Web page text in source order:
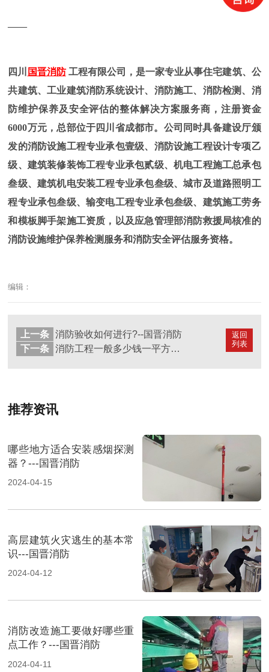
——
四川 国晋消防 工程有限公司，是一家专业从事住宅建筑、公
共建筑、工业建筑消防系统设计、消防施工、消防检测、消
防维护保养及安全评估的整体解决方案服务商，注册资金
6000万元，总部位于四川省成都市。公司同时具备建设厅颁
发的消防设施工程专业承包壹级、消防设施工程设计专项乙
级、建筑装修装饰工程专业承包贰级、机电工程施工总承包
叁级、建筑机电安装工程专业承包叁级、城市及道路照明工
程专业承包叁级、输变电工程专业承包叁级、建筑施工劳务
和模板脚手架施工资质，以及应急管理部消防救援局核准的
消防设施维护保养检测服务和消防安全评估服务资格。
编辑：
返回
列表
上一条
消防验收如何进行?--国晋消防
下一条
消防工程一般多少钱一平方?（国晋消防报价）
推荐资讯
哪些地方适合安装感烟探测
器？---国晋消防
2024-04-15
高层建筑火灾逃生的基本常
识---国晋消防
2024-04-12
消防改造施工要做好哪些重
点工作？---国晋消防
2024-04-11